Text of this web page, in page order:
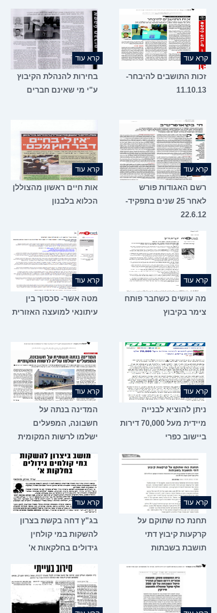
קרא עוד
זכות התושבים להיבחר-
11.10.13
קרא עוד
בחירות להנהלת הקיבוץ
ע"י מי שאינם חברים
קרא עוד
רשם האגודות פורש
לאחר 25 שנים בתפקיד-
22.6.12
קרא עוד
אות חיים ראשון מהצוללן
הכלוא בלבנון
קרא עוד
מה עושים כשחבר פותח
צימר בקיבוץ
קרא עוד
מטה אשר- סכסוך בין
עיתונאי למועצה האזורית
קרא עוד
ניתן להוציא לבנייה
מיידית מעל 70,000 דירות
ביישוב כפרי
קרא עוד
המדינה בנתה על
חשבונה, המפעלים
ישלמו לרשות המקומית
קרא עוד
תחנת כח שתוקם על
קרקעות קיבוץ דתי
תושבת בשבתות
קרא עוד
בג"ץ דחה בקשת בצרון
להשקות במי קולחין
גידולים בחלקאות א'